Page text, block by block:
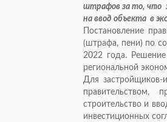
штрафов за то, что
на ввод объекта в
Постановление
(штрафа, пени) по
2022 года.
региональной
Для застройщиков-
правительством,
строительство и
инвестиционных